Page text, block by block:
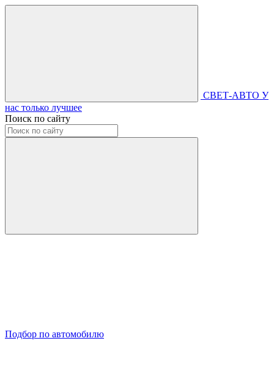
СВЕТ-АВТО У
нас только лучшее
Поиск по сайту
Подбор по автомобилю